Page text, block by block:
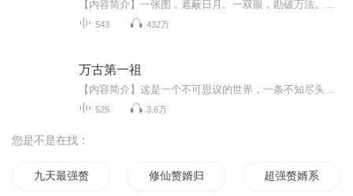
543 432万
万古第一祖
525 3.6万
您是不是在找：
九天最强赘婿 修仙赘婿归来 超强赘婿系统